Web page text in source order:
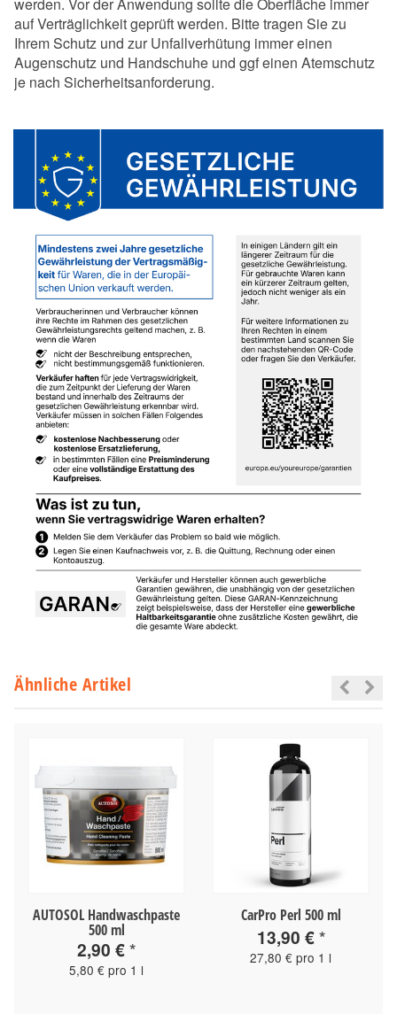
auf Verträglichkeit geprüft werden. Bitte tragen Sie zu
Ihrem Schutz und zur Unfallverhütung immer einen
Augenschutz und Handschuhe und ggf einen Atemschutz
je nach Sicherheitsanforderung.
Ähnliche Artikel
AUTOSOL Handwaschpaste
500 ml
2,90 €*
5,80 € pro 1 l
CarPro Perl 500 ml
13,90 €*
27,80 € pro 1 l